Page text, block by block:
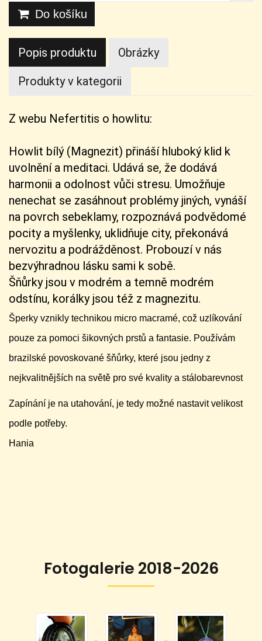
Do košíku
Popis produktu Obrázky
Produkty v kategorii
Z webu Nefertitis o howlitu:
Howlit bílý (Magnezit) přináší hluboký klid k
uvolnění a meditaci. Udává se, že dodává
harmonii a odolnost vůči stresu. Umožňuje
nenechat se zasáhnout problémy jiných, vynáší
na povrch sebeklamy, rozpoznává podvědomé
pocity a myšlenky, uklidňuje city, překonává
nervozitu a podrážděnost. Probouzí v nás
bezvýhradnou lásku sami k sobě.
Šňůrky jsou v modrém a temně modrém
odstínu, korálky jsou též z magnezitu.
Šperky vznikly technikou micro macramé, což uzlíkování
pouze za pomoci šikovných prstů a fantasie. Používám
brazilské povoskované šňůrky, které jsou jedny z
nejkvalitnějších na světě pro své kvality a stálobarevnost
Zapínání je na utahování, je tedy možné nastavit velikost
podle potřeby.
Hania
Fotogalerie 2018-2026